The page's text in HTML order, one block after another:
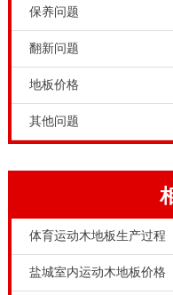
且还要记得采购体育
厂家，能理解；但是
有点不明白了。运动木
知道我国运动木地板
保养问题
翻新问题
地板价格
其他问题
体育运动木地板生产过程
盐城室内运动木地板价格